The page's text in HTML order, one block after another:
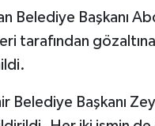
Belediye Başkanı
tarafından
Başkanı